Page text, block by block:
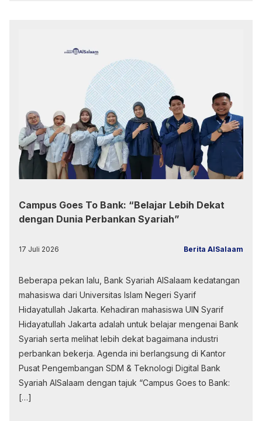
Campus Goes To Bank: “Belajar Lebih Dekat
dengan Dunia Perbankan Syariah”
17 Juli 2026 Berita AlSalaam
Beberapa pekan lalu, Bank Syariah AlSalaam kedatangan
mahasiswa dari Universitas Islam Negeri Syarif
Hidayatullah Jakarta. Kehadiran mahasiswa UIN Syarif
Hidayatullah Jakarta adalah untuk belajar mengenai Bank
Syariah serta melihat lebih dekat bagaimana industri
perbankan bekerja. Agenda ini berlangsung di Kantor
Pusat Pengembangan SDM & Teknologi Digital Bank
Syariah AlSalaam dengan tajuk “Campus Goes to Bank:
[…]